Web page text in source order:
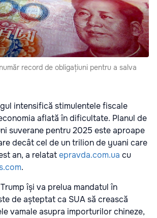
record de obligațiuni pentru a salva
intensifică stimulentele fiscale
aflată în dificultate. Planul de
suverane pentru 2025 este aproape
decât cel de un trilion de yuani care
an, a relatatepravda.com.ua cu
.
își va prelua mandatul în
de așteptat ca SUA să crească
vamale asupra importurilor chineze,